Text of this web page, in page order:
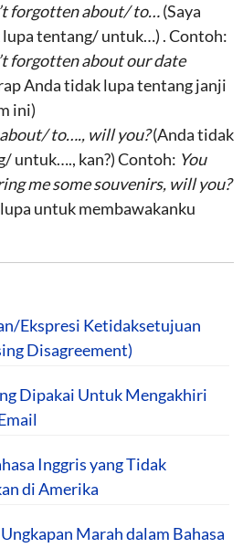
forgotten about/ to…(Saya
tentang/ untuk…) . Contoh:
forgotten about our date
Anda tidak lupa tentang janji
ini)
about/ to…., will you?(Anda tidak
untuk…., kan?) Contoh: You
me some souvenirs, will you?
untuk membawakanku
Ekspresi Ketidaksetujuan
Disagreement)
Dipakai Untuk Mengakhiri
Inggris yang Tidak
di Amerika
Marah dalam Bahasa